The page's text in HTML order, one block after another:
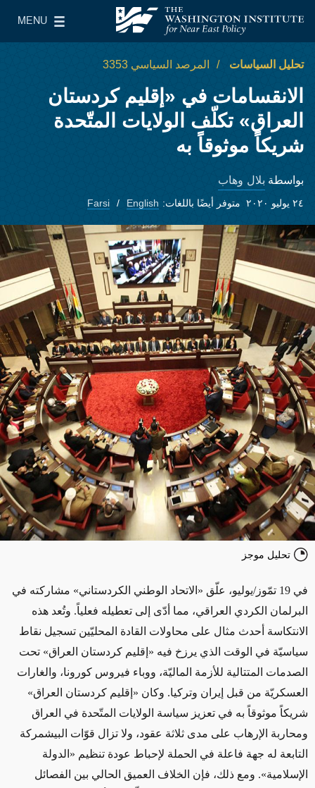
معهد واشنطن لسياسات الشرق الأدنى
MENU
Main Menu
تحليل السياسات المرصد السياسي 3353
الانقسامات في «إقليم كردستان
العراق» تكلّف الولايات المتّحدة
شريكاً موثوقاً به
بواسطة بلال وهاب
٢٤ يوليو ٢٠٢٠ متوفر أيضًا باللغات: English
Farsi
تحليل موجز
في 19 تمّوز/يوليو، علّق «الاتحاد الوطني الكردستاني» مشاركته في
البرلمان الكردي العراقي، مما أدّى إلى تعطيله فعلياً. وتُعد هذه
الانتكاسة أحدث مثال على محاولات القادة المحليّين تسجيل نقاط
سياسيّة في الوقت الذي يرزخ فيه «إقليم كردستان العراق» تحت
الصدمات المتتالية للأزمة الماليّة، ووباء فيروس كورونا، والغارات
العسكريّة من قبل إيران وتركيا. وكان «إقليم كردستان العراق»
شريكاً موثوقاً به في تعزيز سياسة الولايات المتّحدة في العراق
ومحاربة الإرهاب على مدى ثلاثة عقود، ولا تزال قوّات البيشمركة
التابعة له جهة فاعلة في الحملة لإحباط عودة تنظيم «الدولة
الإسلامية». ومع ذلك، فإن الخلاف العميق الحالي بين الفصائل